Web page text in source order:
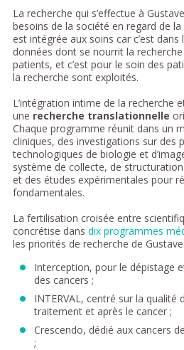
La recherche qui s’effectue à
besoins de la société en regard de la
est intégrée aux soins car c’est
données dont se nourrit la
patients, et c’est pour le soin des
la recherche sont exploités.
L’intégration intime de la recherche
une recherche translationnelle
Chaque programme réunit dans un
cliniques, des investigations sur des
technologiques de biologie et
système de collecte, de
et des études expérimentales pour
fondamentales.
La fertilisation croisée entre
concrétise dans dix programmes
les priorités de recherche de
Interception, pour le dépistage
des cancers ;
INTERVAL, centré sur la qualité
traitement et après le cancer ;
Crescendo, dédié aux cancers
;